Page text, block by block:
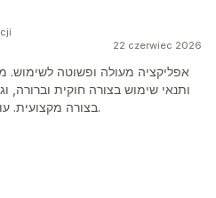
22 czerwiec 2026
אפליקציה מעולה ופשוטה לשימוש.
ותנאי שימוש בצורה חוקית וברורה,
בצורה מקצועית. עובד חלק ומומלץ לכל חנות ישראל.